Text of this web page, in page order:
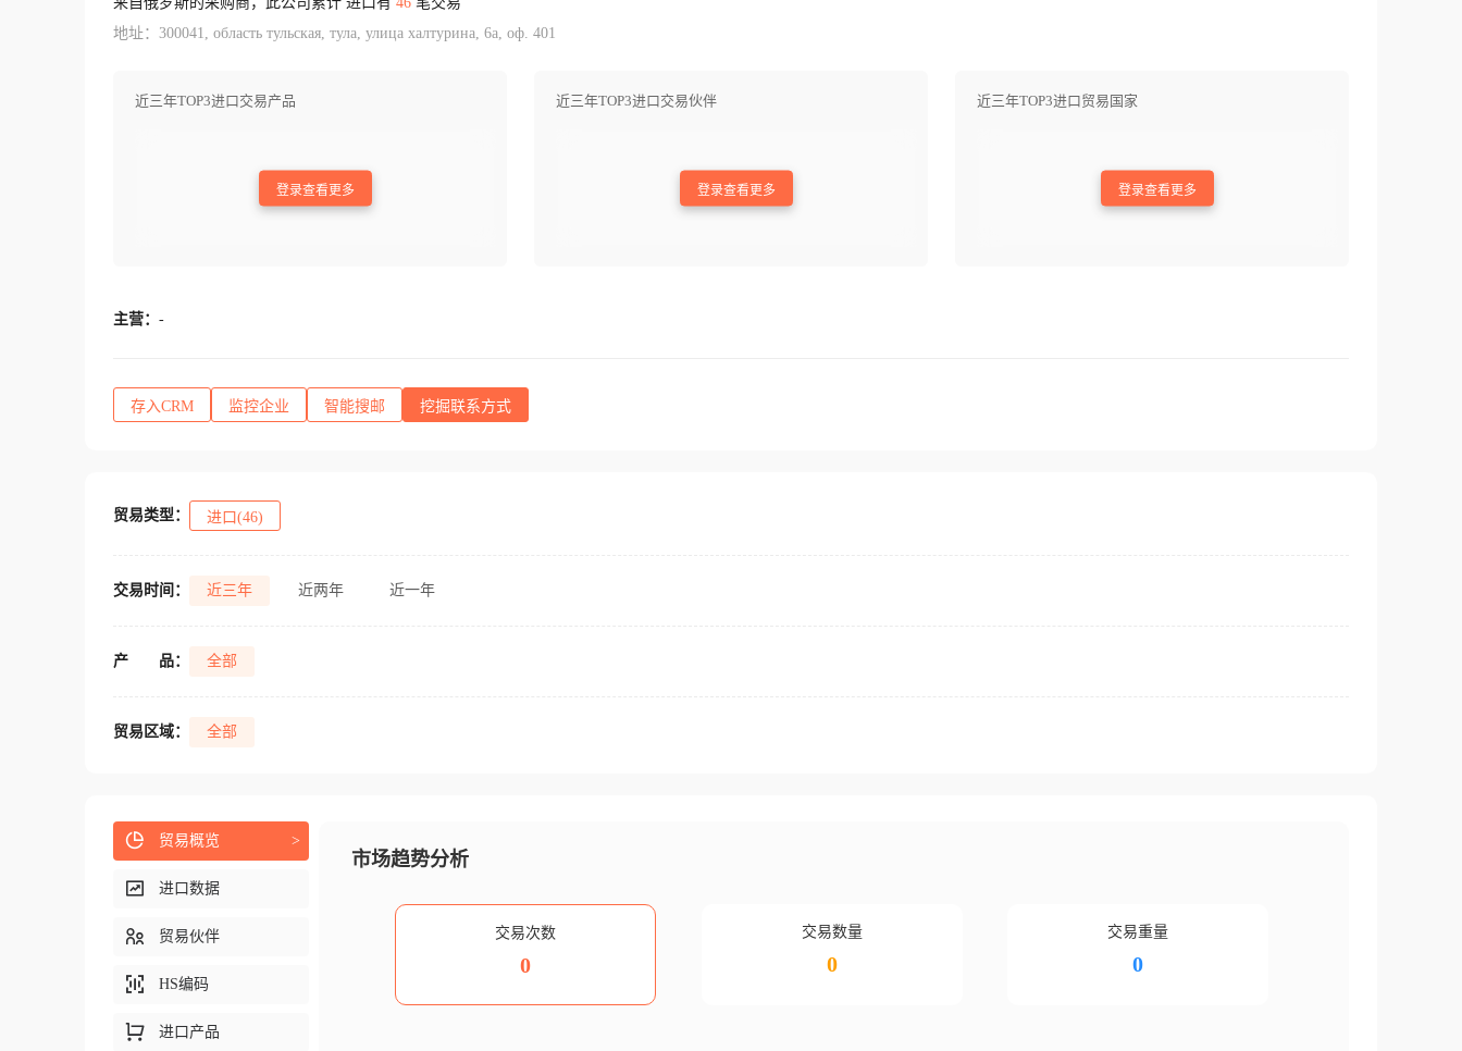
地址：300041, область тульская, тула, улица халтурина, 6а, оф. 401
近三年TOP3进口交易产品
登录查看更多
近三年TOP3进口交易伙伴
登录查看更多
近三年TOP3进口贸易国家
登录查看更多
主营： -
存入CRM 监控企业 智能搜邮 挖掘联系方式
贸易类型： 进口(46)
交易时间： 近三年 近两年 近一年
产 品： 全部
贸易区域： 全部
市场趋势分析
交易次数
0
交易数量
0
交易重量
0
贸易概览 >
进口数据
贸易伙伴
HS编码
进口产品